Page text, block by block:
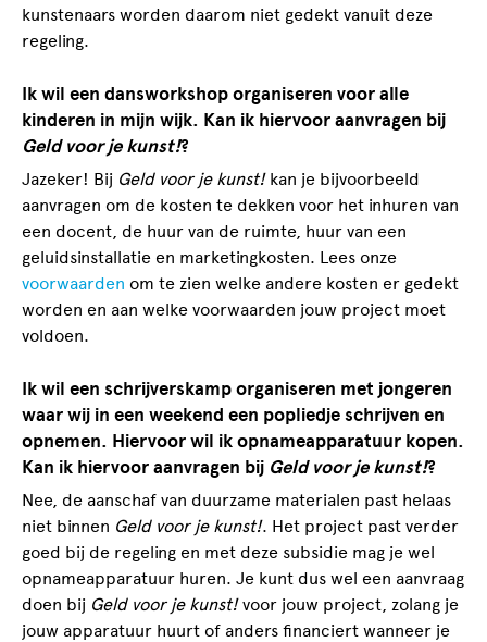
kunstenaars worden daarom niet gedekt vanuit deze
regeling.
Ik wil een dansworkshop organiseren voor alle
kinderen in mijn wijk. Kan ik hiervoor aanvragen bij
Geld voor je kunst!?
Jazeker! Bij Geld voor je kunst!kan je bijvoorbeeld
aanvragen om de kosten te dekken voor het inhuren van
een docent, de huur van de ruimte, huur van een
geluidsinstallatie en marketingkosten. Lees onze
voorwaarden om te zien welke andere kosten er gedekt
worden en aan welke voorwaarden jouw project moet
voldoen.
Ik wil een schrijverskamp organiseren met jongeren
waar wij in een weekend een popliedje schrijven en
opnemen. Hiervoor wil ik opnameapparatuur kopen.
Kan ik hiervoor aanvragen bij Geld voor je kunst!?
Nee, de aanschaf van duurzame materialen past helaas
niet binnen Geld voor je kunst!. Het project past verder
goed bij de regeling en met deze subsidie mag je wel
opnameapparatuur huren. Je kunt dus wel een aanvraag
doen bij Geld voor je kunst!voor jouw project, zolang je
jouw apparatuur huurt of anders financiert wanneer je